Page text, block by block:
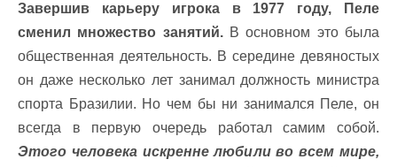
Завершив карьеру игрока в 1977 году, Пеле
сменил множество занятий.В основном это была
общественная деятельность. В середине девяностых
он даже несколько лет занимал должность министра
спорта Бразилии. Но чем бы ни занимался Пеле, он
всегда в первую очередь работал самим собой.
Этого человека искренне любили во всем мире,